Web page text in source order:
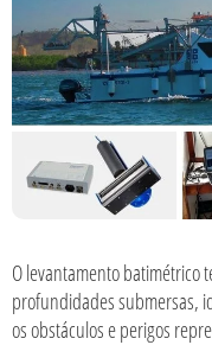
O levantamento batimétrico
profundidades submersas,
os obstáculos e perigos